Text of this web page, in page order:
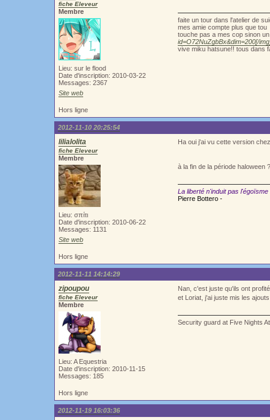
fiche Eleveur
Membre
Lieu: sur le flood
Date d'inscription: 2010-03-22
Messages: 2367
Site web
faite un tour dans l'atelier de
mes amie compte plus que tou
touche pas a mes cop sinon
id=O72NuZgbBx&dim=200[/
vive miku hatsune!! tous dans
Hors ligne
2012-11-10 20:25:54
lilialolita
fiche Eleveur
Membre
Lieu: σπίτι
Date d'inscription: 2010-06-22
Messages: 1131
Site web
Ha oui j'ai vu cette version
à la fin de la période haloween
La liberté n'induit pas
Pierre Bottero -
Hors ligne
2012-11-11 14:14:29
zipoupou
fiche Eleveur
Membre
Lieu: A Equestria
Date d'inscription: 2010-11-15
Messages: 185
Nan, c'est juste qu'ils ont
et Loriat, j'ai juste mis les
Security guard at Five Nights
Hors ligne
2012-11-19 16:03:36